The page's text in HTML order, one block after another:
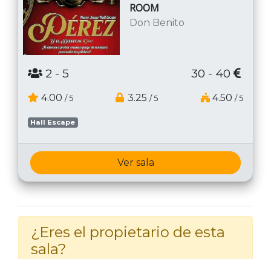
ROOM
Don Benito
2 - 5 30 - 40
4.00 / 5 3.25 / 5 4.50 / 5
Hall Escape
Ver sala
¿Eres el propietario de esta
sala?